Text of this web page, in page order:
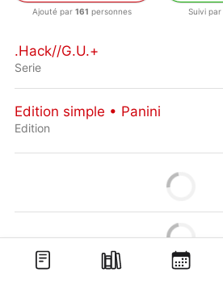
Ajouté par 161 personnes Suivi par
.Hack//G.U.+
Serie
Edition simple • Panini
Edition